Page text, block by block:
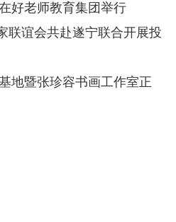
好老师教育集团举行
联谊会共赴遂宁联合开展投
地暨张珍容书画工作室正